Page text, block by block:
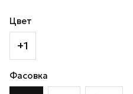
Цвет
+1
Фасовка